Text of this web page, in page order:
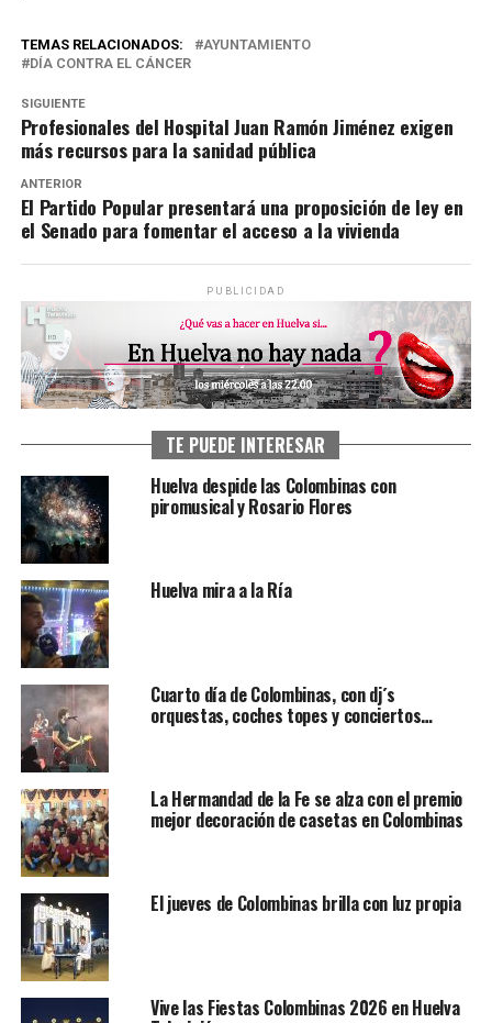
TEMAS RELACIONADOS:
AYUNTAMIENTO
DÍA CONTRA EL CÁNCER
SIGUIENTE
Profesionales del Hospital Juan Ramón Jiménez exigen
más recursos para la sanidad pública
ANTERIOR
El Partido Popular presentará una proposición de ley en
el Senado para fomentar el acceso a la vivienda
PUBLICIDAD
TE PUEDE INTERESAR
Huelva despide las Colombinas con
piromusical y Rosario Flores
Huelva mira a la Ría
Cuarto día de Colombinas, con dj´s
orquestas, coches topes y conciertos…
La Hermandad de la Fe se alza con el premio
mejor decoración de casetas en Colombinas
El jueves de Colombinas brilla con luz propia
Vive las Fiestas Colombinas 2026 en Huelva